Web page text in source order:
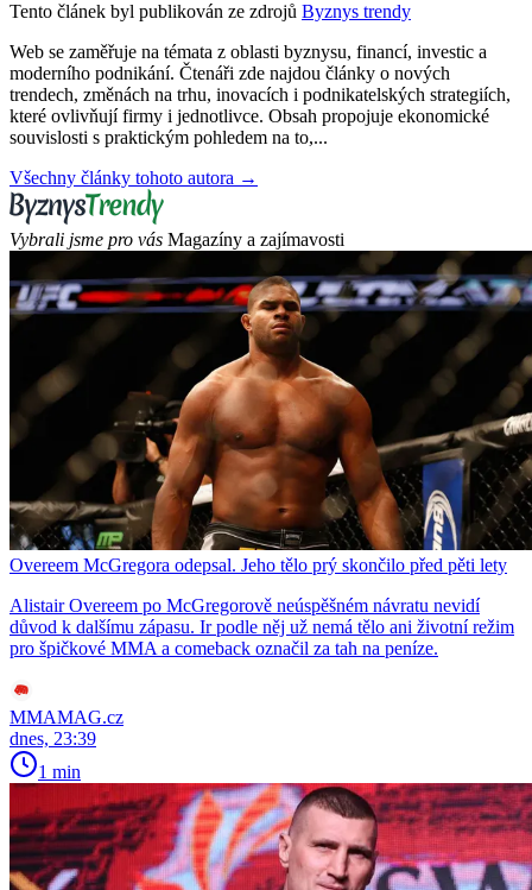
Tento článek byl publikován ze zdrojů Byznys trendy
Web se zaměřuje na témata z oblasti byznysu, financí, investic a
moderního podnikání. Čtenáři zde najdou články o nových
trendech, změnách na trhu, inovacích i podnikatelských strategiích,
které ovlivňují firmy i jednotlivce. Obsah propojuje ekonomické
souvislosti s praktickým pohledem na to,...
Všechny články tohoto autora →
Vybrali jsme pro vás Magazíny a zajímavosti
Overeem McGregora odepsal. Jeho tělo prý skončilo před pěti lety
Alistair Overeem po McGregorově neúspěšném návratu nevidí
důvod k dalšímu zápasu. Ir podle něj už nemá tělo ani životní režim
pro špičkové MMA a comeback označil za tah na peníze.
MMAMAG.cz
dnes, 23:39
1 min